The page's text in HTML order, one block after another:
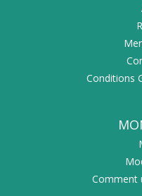
Conditions
Comment